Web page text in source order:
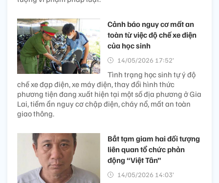
Cảnh báo nguy cơ mất an
toàn từ việc độ chế xe điện
của học sinh
14/05/2026 17:52’
Tình trạng học sinh tự ý độ
chế xe đạp điện, xe máy điện, thay đổi hình thức
phương tiện đang xuất hiện tại một số địa phương ở Gia
Lai, tiềm ẩn nguy cơ chập điện, cháy nổ, mất an toàn
giao thông.
Bắt tạm giam hai đối tượng
liên quan tổ chức phản
động “Việt Tân”
14/05/2026 14:03’